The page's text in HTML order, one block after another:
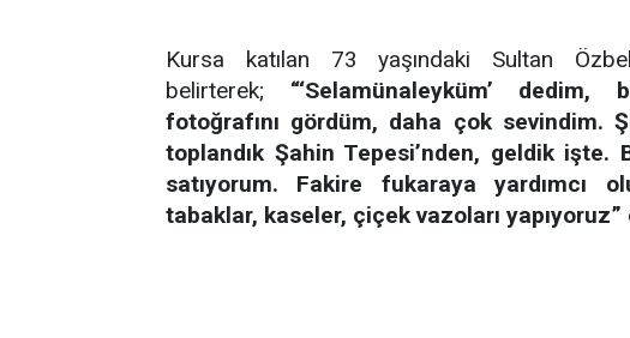
Kursa katılan 73 yaşındaki Sultan
belirterek; “‘Selamünaleyküm’
fotoğrafını gördüm, daha çok sevindim.
toplandık Şahin Tepesi’nden, geldik işte.
satıyorum. Fakire fukaraya yardımcı
tabaklar, kaseler, çiçek vazoları yapıyoruz”